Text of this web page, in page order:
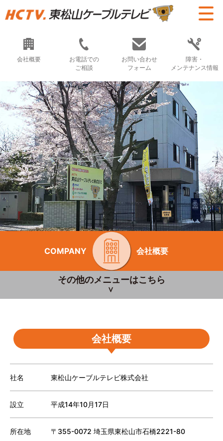
会社概要
お電話での
ご相談
お問い合わせ
フォーム
障害・
メンテナンス情報
COMPANY 会社概要
その他のメニューはこちら
会社概要
社名 東松山ケーブルテレビ株式会社
設立 平成14年10月17日
所在地 〒355-0072 埼玉県東松山市石橋2221-80